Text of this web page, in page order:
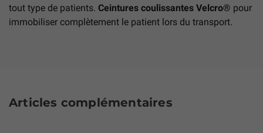
tout type de patients. Ceintures coulissantes Velcro® pour
immobiliser complètement le patient lors du transport.
Articles complémentaires